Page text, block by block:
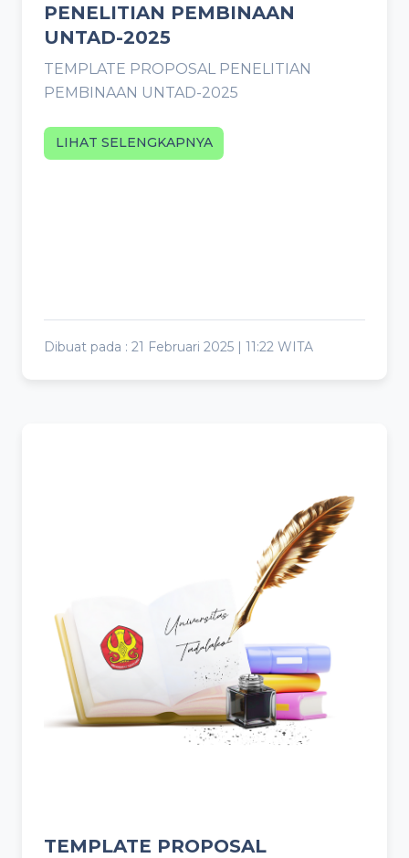
PENELITIAN PEMBINAAN
UNTAD-2025
TEMPLATE PROPOSAL PENELITIAN
PEMBINAAN UNTAD-2025
LIHAT SELENGKAPNYA
Dibuat pada : 21 Februari 2025 | 11:22 WITA
TEMPLATE PROPOSAL